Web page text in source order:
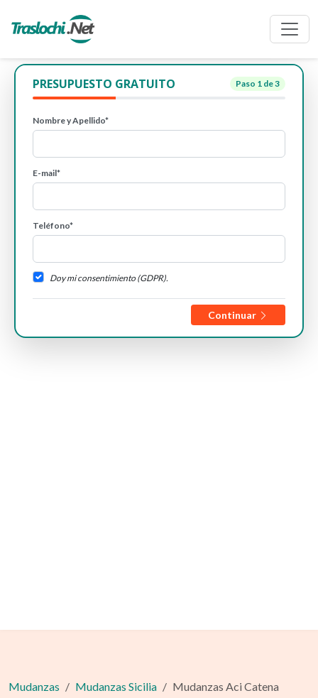
PRESUPUESTO GRATUITO Paso 1 de 3
Nombre y Apellido*
E-mail*
Teléfono*
Doy mi consentimiento (GDPR).
Continuar
Mudanzas Mudanzas Sicilia Mudanzas Aci Catena